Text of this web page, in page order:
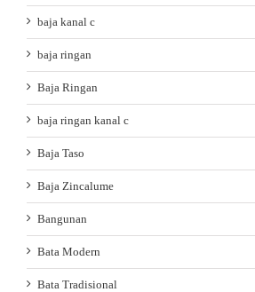
baja kanal c
baja ringan
Baja Ringan
baja ringan kanal c
Baja Taso
Baja Zincalume
Bangunan
Bata Modern
Bata Tradisional